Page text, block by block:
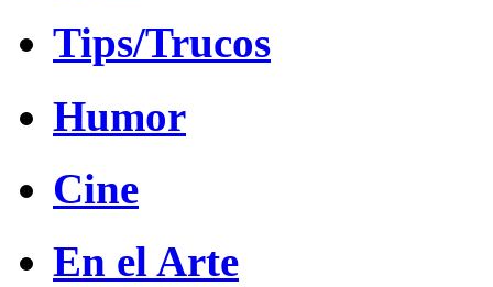
Tips/Trucos
Humor
Cine
En el Arte